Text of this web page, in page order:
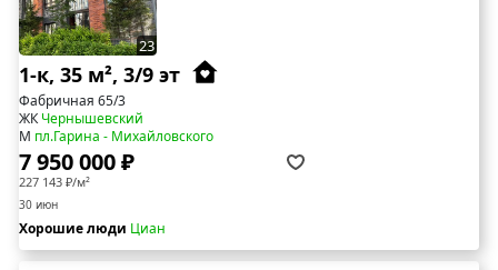
23
1-к, 35 м², 3/9 эт
Фабричная 65/3
ЖКЧернышевский
М пл.Гарина - Михайловского
7 950 000 ₽
227 143 ₽/м²
30 июн
Хорошие люди Циан